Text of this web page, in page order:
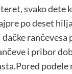
svako dete
po deset
đačke rančevesa
i pribor
podele